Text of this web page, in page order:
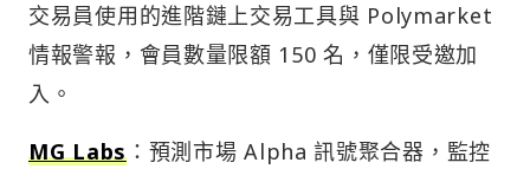
交易員使用的進階鏈上交易工具與 Polymarket
情報警報，會員數量限額 150 名，僅限受邀加
入。
MG Labs：預測市場 Alpha 訊號聚合器，監控